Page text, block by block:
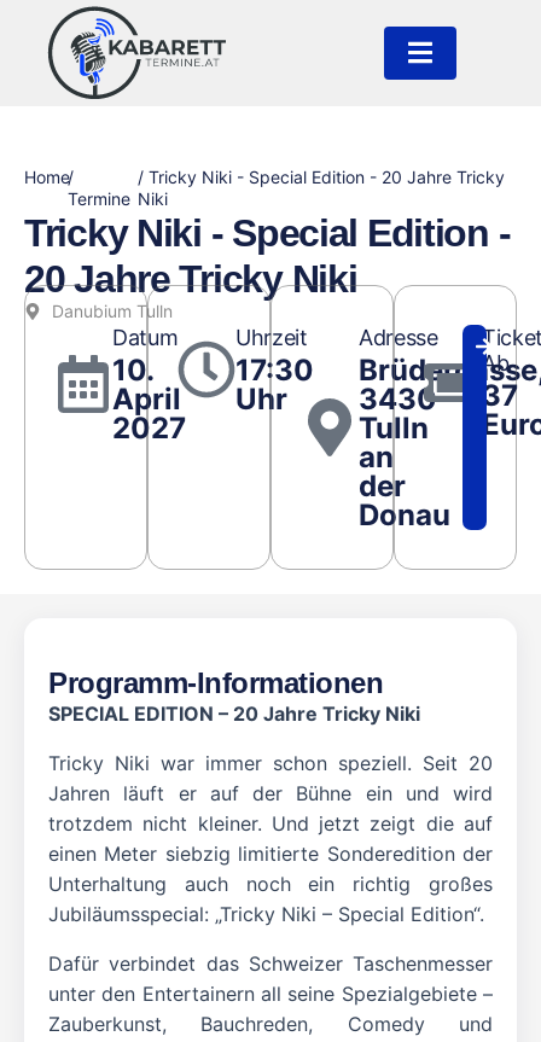
Home/
Termine
/ Tricky Niki - Special Edition - 20 Jahre Tricky
Niki
Tricky Niki - Special Edition -
20 Jahre Tricky Niki
Danubium Tulln
Datum
10.
April
2027
Uhrzeit
17:30
Uhr
Adresse
3430
Tulln
an
der
Donau
Ab
37
Programm-Informationen
SPECIAL EDITION – 20 Jahre Tricky Niki
Tricky Niki war immer schon speziell. Seit 20
Jahren läuft er auf der Bühne ein und wird
trotzdem nicht kleiner. Und jetzt zeigt die auf
einen Meter siebzig limitierte Sonderedition der
Unterhaltung auch noch ein richtig großes
Jubiläumsspecial: „Tricky Niki – Special Edition“.
Dafür verbindet das Schweizer Taschenmesser
unter den Entertainern all seine Spezialgebiete –
Zauberkunst, Bauchreden, Comedy und